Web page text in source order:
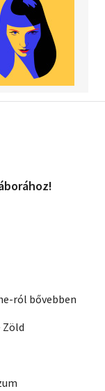
ról bővebben
Zöld